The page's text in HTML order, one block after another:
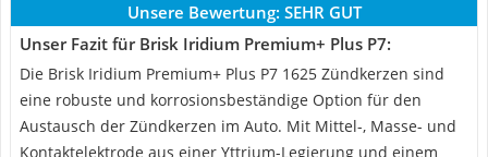
Unsere Bewertung: SEHR GUT
Unser Fazit für Brisk Iridium Premium+ Plus P7:
Die Brisk Iridium Premium+ Plus P7 1625 Zündkerzen sind
eine robuste und korrosionsbeständige Option für den
Austausch der Zündkerzen im Auto. Mit Mittel-, Masse- und
Kontaktelektrode aus einer Yttrium-Legierung und einem